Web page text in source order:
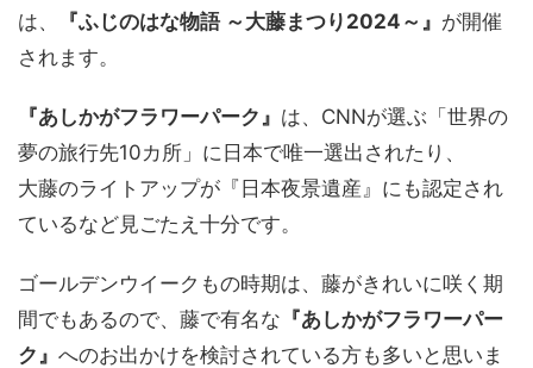
は、
『ふじのはな物語 ～大藤まつり2024～』 が開催
されます。
『あしかがフラワーパーク』 は、CNNが選ぶ「世界の
夢の旅行先10カ所」に日本で唯一選出されたり、
大藤のライトアップが『日本夜景遺産』にも認定され
ているなど見ごたえ十分です。
ゴールデンウイークもの時期は、藤がきれいに咲く期
間でもあるので、藤で有名な 『あしかがフラワーパー
ク』 へのお出かけを検討されている方も多いと思いま